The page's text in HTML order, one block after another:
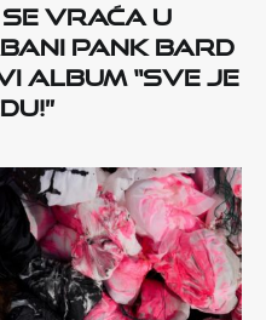
se vraća u
pank bard
album “Sve je